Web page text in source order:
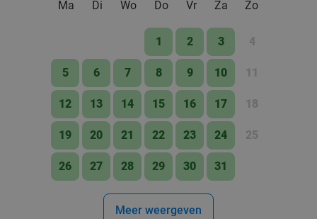
Ma
Di Wo Do Vr Za Zo
1 2 3 4
5 6 7 8 9 10 11
12 13 14 15 16 17 18
19 20 21 22 23 24 25
26 27 28 29 30 31
Meer weergeven